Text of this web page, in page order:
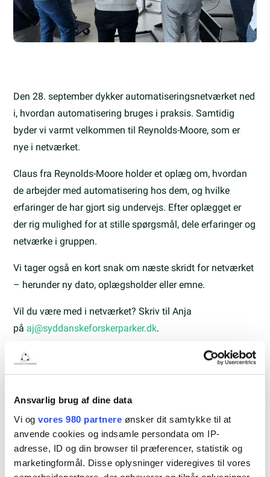
Ansvarlig brug af dine data
Vi og vores 980 partnere ønsker dit samtykke til at
anvende cookies og indsamle persondata om IP-
adresse, ID og din browser til præferencer, statistik og
marketingformål. Disse oplysninger videregives til vores
Den 28. september dykker automatiseringsnetværket ned
i, hvordan automatisering bruges i praksis. Samtidig
byder vi varmt velkommen til Reynolds-Moore, som er
nye i netværket.
Claus fra Reynolds-Moore holder et oplæg om, hvordan
de arbejder med automatisering hos dem, og hvilke
erfaringer de har gjort sig undervejs. Efter oplægget er
der rig mulighed for at stille spørgsmål, dele erfaringer og
netværke i gruppen.
Vi tager også en kort snak om næste skridt for netværket
– herunder ny dato, oplægsholder eller emne.
Vil du være med i netværket? Skriv til Anja
på aj@syddanskeforskerparker.dk.
Dette arrangement er udelukkende for lejere medkontor
i Syddanske Forskerparker
Kontakt
Anja Højfeldt Jespersen
Kommunikation og markedsføring
Email: aj@syddanskeforskerparker.dk